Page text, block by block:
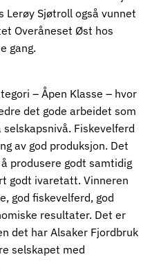
Lerøy Sjøtroll også vunnet
Overåneset Øst hos
gang.
– Åpen Klasse – hvor
det gode arbeidet som
Fiskevelferd
av god produksjon. Det
produsere godt samtidig
godt ivaretatt. Vinneren
god fiskevelferd, god
resultater. Det er
det har Alsaker Fjordbruk
selskapet med